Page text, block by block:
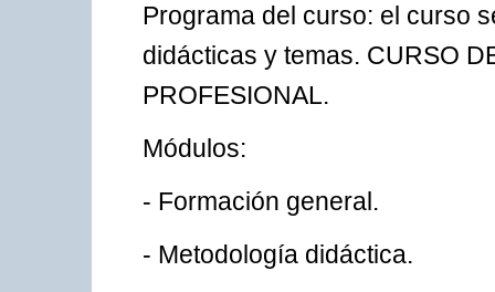
Programa del curso: el curso
didácticas y temas. CURSO
PROFESIONAL.
Módulos:
- Formación general.
- Metodología didáctica.